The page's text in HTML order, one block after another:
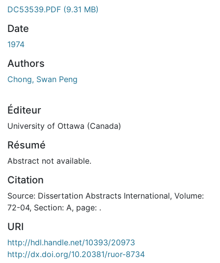
DC53539.PDF (9.31 MB)
Date
1974
Authors
Chong, Swan Peng
Éditeur
University of Ottawa (Canada)
Résumé
Abstract not available.
Citation
Source: Dissertation Abstracts International, Volume:
72-04, Section: A, page: .
URI
http://hdl.handle.net/10393/20973
http://dx.doi.org/10.20381/ruor-8734